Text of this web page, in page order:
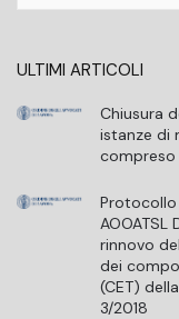
ULTIMI ARTICOLI
Chiusura
istanze di
compreso
Protocollo
rinnovo
dei
(CET)
3/2018